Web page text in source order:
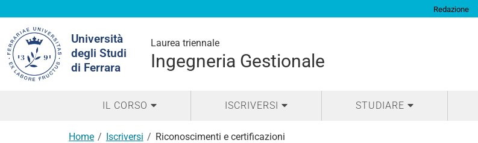
Redazione
Università
degli Studi
di Ferrara
Laurea triennale
Ingegneria Gestionale
nel
sito
IL CORSO ISCRIVERSI STUDIARE
Home Iscriversi Riconoscimenti e certificazioni